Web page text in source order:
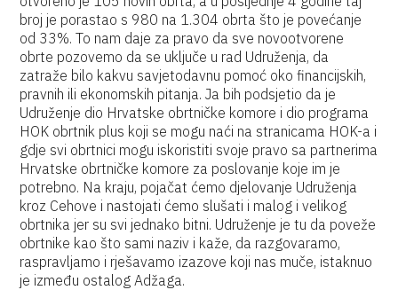
broj je porastao s 980 na 1.304 obrta što je povećanje
od 33%. To nam daje za pravo da sve novootvorene
obrte pozovemo da se uključe u rad Udruženja, da
zatraže bilo kakvu savjetodavnu pomoć oko financijskih,
pravnih ili ekonomskih pitanja. Ja bih podsjetio da je
Udruženje dio Hrvatske obrtničke komore i dio programa
HOK obrtnik plus koji se mogu naći na stranicama HOK-a i
gdje svi obrtnici mogu iskoristiti svoje pravo sa partnerima
Hrvatske obrtničke komore za poslovanje koje im je
potrebno. Na kraju, pojačat ćemo djelovanje Udruženja
kroz Cehove i nastojati ćemo slušati i malog i velikog
obrtnika jer su svi jednako bitni. Udruženje je tu da poveže
obrtnike kao što sami naziv i kaže, da razgovaramo,
raspravljamo i rješavamo izazove koji nas muče, istaknuo
je između ostalog Adžaga.